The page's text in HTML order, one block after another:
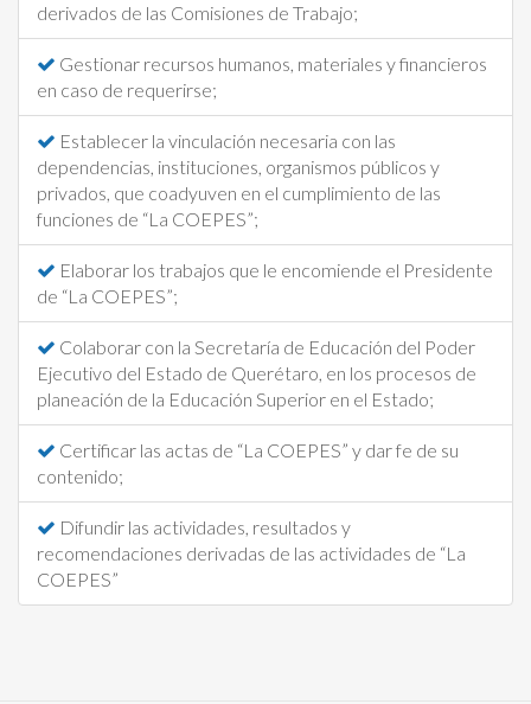
derivados de las Comisiones de Trabajo;
Gestionar recursos humanos, materiales y financieros
en caso de requerirse;
Establecer la vinculación necesaria con las
dependencias, instituciones, organismos públicos y
privados, que coadyuven en el cumplimiento de las
funciones de “La COEPES”;
Elaborar los trabajos que le encomiende el Presidente
de “La COEPES”;
Colaborar con la Secretaría de Educación del Poder
Ejecutivo del Estado de Querétaro, en los procesos de
planeación de la Educación Superior en el Estado;
Certificar las actas de “La COEPES” y dar fe de su
contenido;
Difundir las actividades, resultados y
recomendaciones derivadas de las actividades de “La
COEPES”